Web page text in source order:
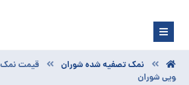
نمک تصفیه شده شوران
ویی شوران